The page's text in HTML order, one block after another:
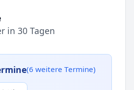
in 30 Tagen
(6 weitere Termine)